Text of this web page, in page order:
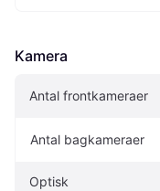
Kamera
Antal frontkameraer
Antal bagkameraer
Optisk